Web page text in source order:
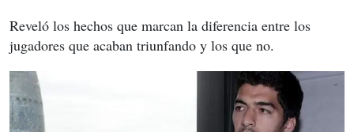
Reveló los hechos que marcan la diferencia entre los
jugadores que acaban triunfando y los que no.